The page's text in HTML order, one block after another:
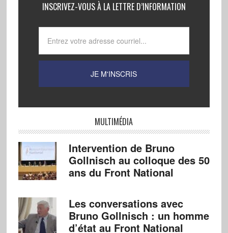
INSCRIVEZ-VOUS À LA LETTRE D’INFORMATION
MULTIMÉDIA
Intervention de Bruno
Gollnisch au colloque des 50
ans du Front National
Les conversations avec
Bruno Gollnisch : un homme
d’état au Front National